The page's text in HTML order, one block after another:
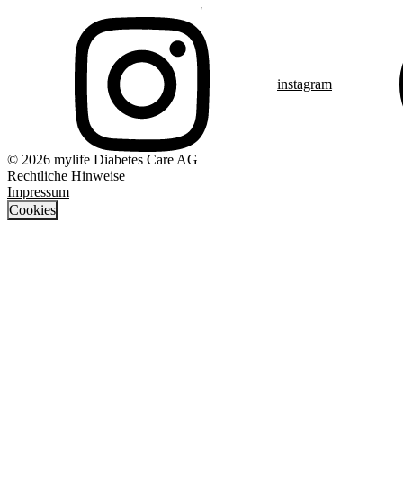
instagram
© 2026 mylife Diabetes Care AG
Rechtliche Hinweise
Impressum
Cookies